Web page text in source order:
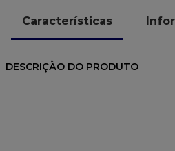
Características
DESCRIÇÃO DO PRODUTO